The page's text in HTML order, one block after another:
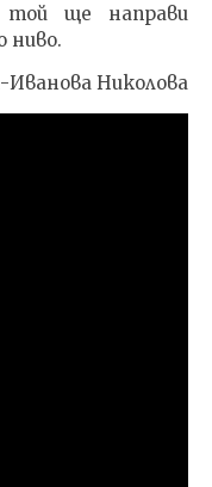
той ще направи
ниво.
Иванова Николова